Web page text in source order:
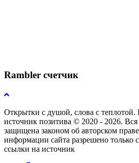
Rambler счетчик
Открытки с душой, слова с
источник позитива © 2020 - 2026.
защищена законом об авторском
информации сайта разрешено только
ссылки на источник